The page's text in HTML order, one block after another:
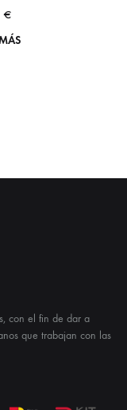
€
con el fin de dar a
que trabajan con las